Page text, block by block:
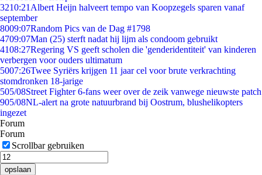
3210:21 Albert Heijn halveert tempo van Koopzegels sparen vanaf
september
8009:07Random Pics van de Dag #1798
4709:07Man (25) sterft nadat hij lijm als condoom gebruikt
4108:27Regering VS geeft scholen die 'genderidentiteit' van kinderen
verbergen voor ouders ultimatum
5007:26Twee Syriërs krijgen 11 jaar cel voor brute verkrachting
stomdronken 18-jarige
505/08Street Fighter 6-fans weer over de zeik vanwege nieuwste patch
905/08NL-alert na grote natuurbrand bij Oostrum, blushelikopters
ingezet
Forum
Forum
Scrollbar gebruiken
opslaan